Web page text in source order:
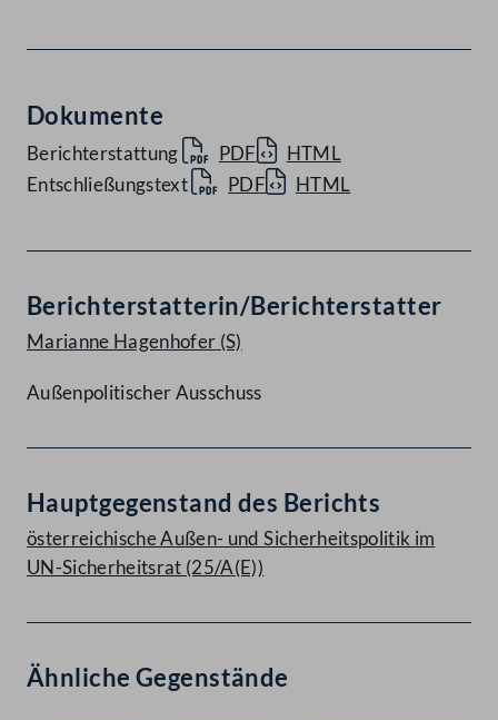
Dokumente
Berichterstattung PDF
HTML
Entschließungstext
PDF HTML
Berichterstatterin/Berichterstatter
Marianne Hagenhofer (S)
Außenpolitischer Ausschuss
Hauptgegenstand des Berichts
österreichische Außen- und Sicherheitspolitik im
UN-Sicherheitsrat (25/A(E))
Ähnliche Gegenstände